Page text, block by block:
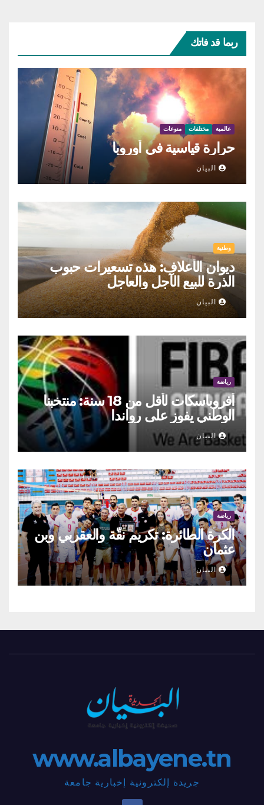
ربما قد فاتك
عالمية مختلفات منوعات
حرارة قياسية في أوروبا
البيان
وطنية
ديوان الأعلاف: هذه تسعيرات حبوب
الذرة للبيع الآجل والعاجل
البيان
رياضة
أفروباسكات لأقل من 18 سنة: منتخبنا
الوطني يفوز على رواندا
البيان
رياضة
الكرة الطائرة: تكريم نقّة والعقربي وبن
عثمان
البيان
www.albayene.tn
جريدة إلكترونية إخبارية جامعة